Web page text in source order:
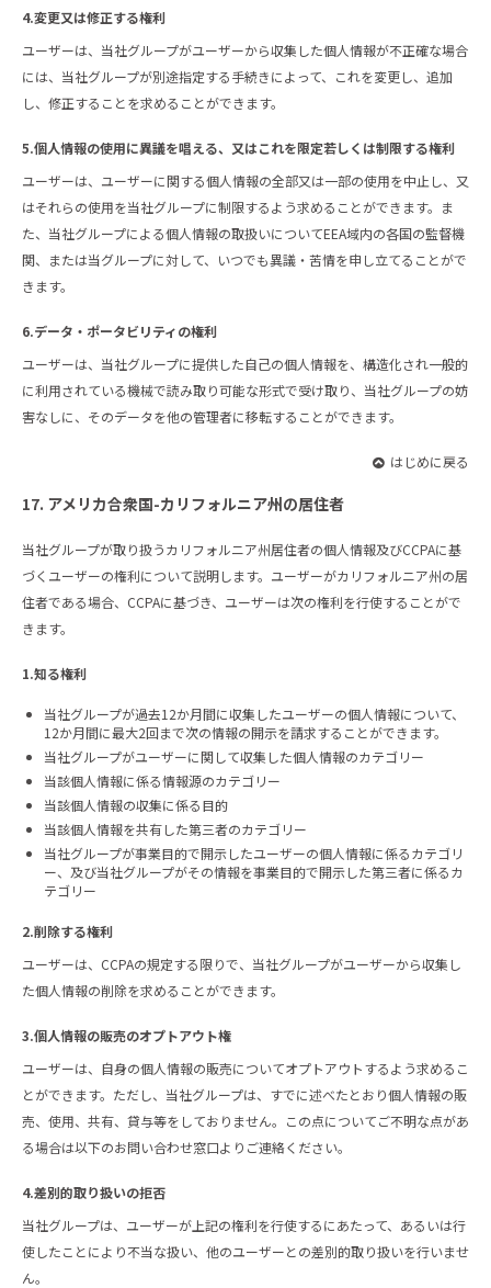
4.変更又は修正する権利
ユーザーは、当社グループがユーザーから収集した個人情報が不正確な場合
には、当社グループが別途指定する手続きによって、これを変更し、追加
し、修正することを求めることができます。
5.個人情報の使用に異議を唱える、又はこれを限定若しくは制限する権利
ユーザーは、ユーザーに関する個人情報の全部又は一部の使用を中止し、又
はそれらの使用を当社グループに制限するよう求めることができます。ま
た、当社グループによる個人情報の取扱いについてEEA域内の各国の監督機
関、または当グループに対して、いつでも異議・苦情を申し立てることがで
きます。
6.データ・ポータビリティの権利
ユーザーは、当社グループに提供した自己の個人情報を、構造化され一般的
に利用されている機械で読み取り可能な形式で受け取り、当社グループの妨
害なしに、そのデータを他の管理者に移転することができます。
はじめに戻る
17. アメリカ合衆国-カリフォルニア州の居住者
当社グループが取り扱うカリフォルニア州居住者の個人情報及びCCPAに基
づくユーザーの権利について説明します。ユーザーがカリフォルニア州の居
住者である場合、CCPAに基づき、ユーザーは次の権利を行使することがで
きます。
1.知る権利
当社グループが過去12か月間に収集したユーザーの個人情報について、
12か月間に最大2回まで次の情報の開示を請求することができます。
当社グループがユーザーに関して収集した個人情報のカテゴリー
当該個人情報に係る情報源のカテゴリー
当該個人情報の収集に係る目的
当該個人情報を共有した第三者のカテゴリー
当社グループが事業目的で開示したユーザーの個人情報に係るカテゴリ
ー、及び当社グループがその情報を事業目的で開示した第三者に係るカ
テゴリー
2.削除する権利
ユーザーは、CCPAの規定する限りで、当社グループがユーザーから収集し
た個人情報の削除を求めることができます。
3.個人情報の販売のオプトアウト権
ユーザーは、自身の個人情報の販売についてオプトアウトするよう求めるこ
とができます。ただし、当社グループは、すでに述べたとおり個人情報の販
売、使用、共有、貸与等をしておりません。この点についてご不明な点があ
る場合は以下のお問い合わせ窓口よりご連絡ください。
4.差別的取り扱いの拒否
当社グループは、ユーザーが上記の権利を行使するにあたって、あるいは行
使したことにより不当な扱い、他のユーザーとの差別的取り扱いを行いませ
ん。